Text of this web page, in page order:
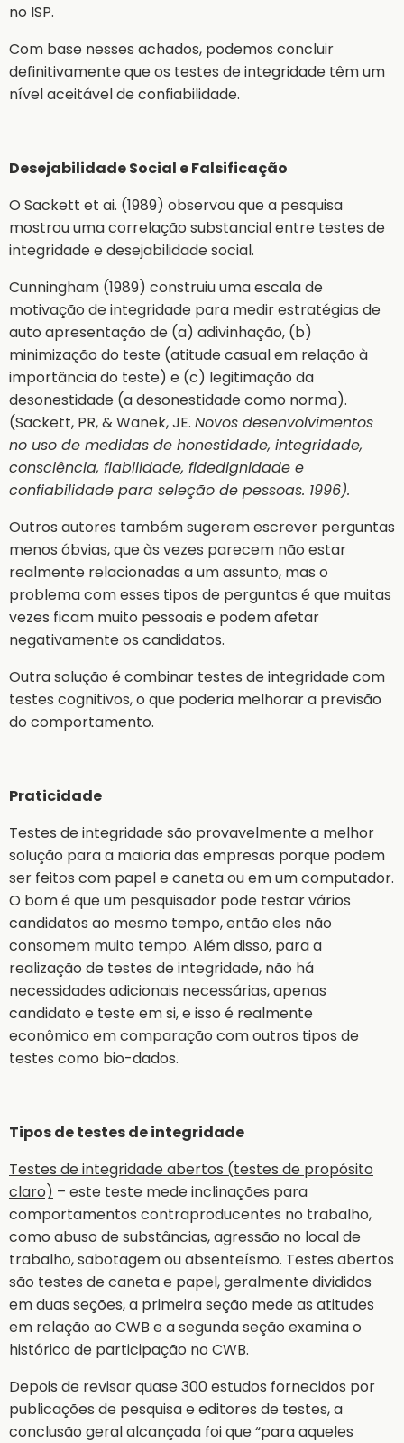
no ISP.
Com base nesses achados, podemos concluir
definitivamente que os testes de integridade têm um
nível aceitável de confiabilidade.
Desejabilidade Social e Falsificação
O Sackett et ai. (1989) observou que a pesquisa
mostrou uma correlação substancial entre testes de
integridade e desejabilidade social.
Cunningham (1989) construiu uma escala de
motivação de integridade para medir estratégias de
auto apresentação de (a) adivinhação, (b)
minimização do teste (atitude casual em relação à
importância do teste) e (c) legitimação da
desonestidade (a desonestidade como norma).
(Sackett, PR, & Wanek, JE. Novos desenvolvimentos
no uso de medidas de honestidade, integridade,
consciência, fiabilidade, fidedignidade e
confiabilidade para seleção de pessoas. 1996).
Outros autores também sugerem escrever perguntas
menos óbvias, que às vezes parecem não estar
realmente relacionadas a um assunto, mas o
problema com esses tipos de perguntas é que muitas
vezes ficam muito pessoais e podem afetar
negativamente os candidatos.
Outra solução é combinar testes de integridade com
testes cognitivos, o que poderia melhorar a previsão
do comportamento.
Praticidade
Testes de integridade são provavelmente a melhor
solução para a maioria das empresas porque podem
ser feitos com papel e caneta ou em um computador.
O bom é que um pesquisador pode testar vários
candidatos ao mesmo tempo, então eles não
consomem muito tempo. Além disso, para a
realização de testes de integridade, não há
necessidades adicionais necessárias, apenas
candidato e teste em si, e isso é realmente
econômico em comparação com outros tipos de
testes como bio-dados.
Tipos de testes de integridade
Testes de integridade abertos (testes de propósito
claro) – este teste mede inclinações para
comportamentos contraproducentes no trabalho,
como abuso de substâncias, agressão no local de
trabalho, sabotagem ou absenteísmo. Testes abertos
são testes de caneta e papel, geralmente divididos
em duas seções, a primeira seção mede as atitudes
em relação ao CWB e a segunda seção examina o
histórico de participação no CWB.
Depois de revisar quase 300 estudos fornecidos por
publicações de pesquisa e editores de testes, a
conclusão geral alcançada foi que “para aqueles